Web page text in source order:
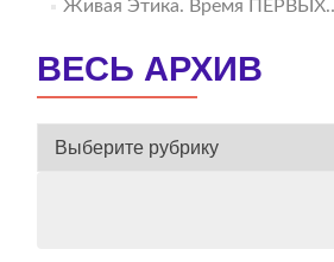
Живая Этика. Время
ВЕСЬ АРХИВ
ВЕСЬ